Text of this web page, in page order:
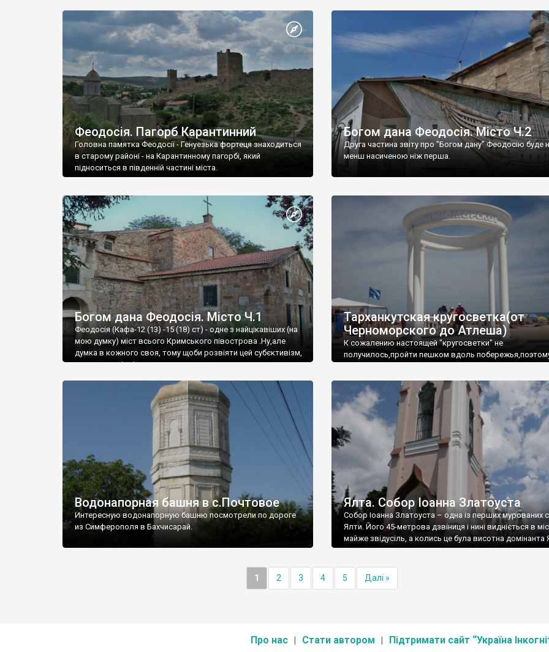
Феодосія. Пагорб Карантинний
Головна памятка Феодосії - Генуезька фортеця знаходиться
в старому районі - на Карантинному пагорбі, який
підноситься в південній частині міста.
Богом дана Феодосія. Місто Ч.2
Друга частина звіту про "Богом дану" Феодосію буде
менш насиченою ніж перша.
Богом дана Феодосія. Місто Ч.1
Феодосія (Кафа-12 (13) -15 (18) ст) - одне з найцікавіших (на
мою думку) міст всього Кримського півострова .Ну,але
думка в кожного своя, тому щоби розвіяти цей субєктивізм,
запрошую відвідати це
Тарханкутская кругосветка(от
Черноморского до Атлеша)
К сожалению настоящей "кругосветки" не
получилось,пройти пешком вдоль
Водонапорная башня в с.Почтовое
Интересную водонапорную башню посмотрели по дороге
из Симферополя в Бахчисарай.
Ялта. Собор Іоанна Златоуста
Собор Іоанна Златоуста – одна із перших мурованих
Ялти. Його 45-метрова дзвіниця і нині видніється в
майже звідусіль, а колись це була висотна домінанта
1 2 3 4 5 Далі »
Про нас Стати автором Підтримати сайт “Україна